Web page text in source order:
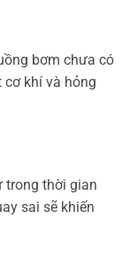
bơm chưa có
cơ khí và hỏng
trong thời gian
sai sẽ khiến